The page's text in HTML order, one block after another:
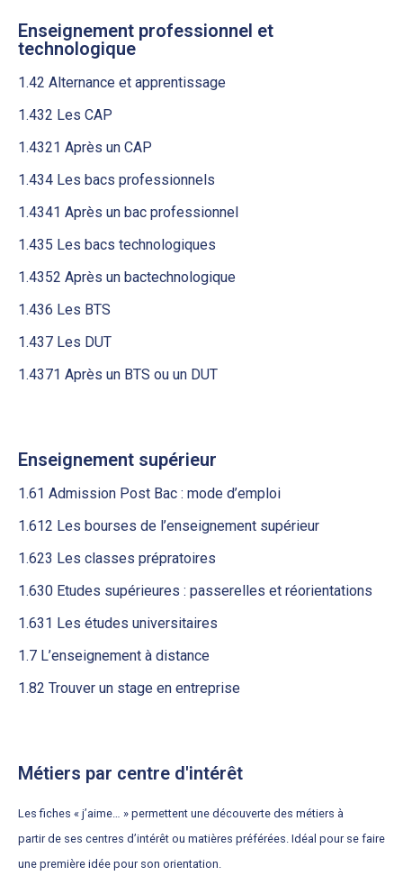
Enseignement professionnel et
technologique
1.42 Alternance et apprentissage
1.432 Les CAP
1.4321 Après un CAP
1.434 Les bacs professionnels
1.4341 Après un bac professionnel
1.435 Les bacs technologiques
1.4352 Après un bactechnologique
1.436 Les BTS
1.437 Les DUT
1.4371 Après un BTS ou un DUT
Enseignement supérieur
1.61 Admission Post Bac : mode d’emploi
1.612 Les bourses de l’enseignement supérieur
1.623 Les classes prépratoires
1.630 Etudes supérieures : passerelles et réorientations
1.631 Les études universitaires
1.7 L’enseignement à distance
1.82 Trouver un stage en entreprise
Métiers par centre d'intérêt
Les fiches « j’aime… » permettent une découverte des métiers à
partirde ses centres d’intérêt ou matières préférées. Idéal pour se faire
une première idée pour son orientation.